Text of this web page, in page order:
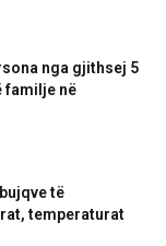
nga gjithsej 5
familje në
të
temperaturat